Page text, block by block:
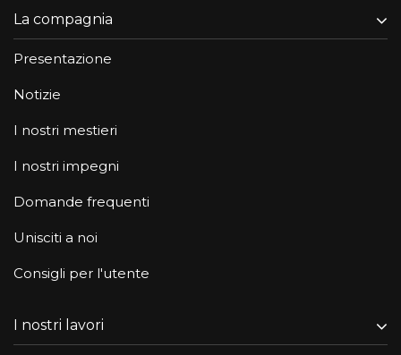
La compagnia
Presentazione
Notizie
I nostri mestieri
I nostri impegni
Domande frequenti
Unisciti a noi
Consigli per l'utente
I nostri lavori